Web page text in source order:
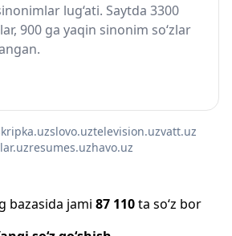
lug‘ati. Saytda 3300
900 ga yaqin sinonim so‘zlar
slovo.uztelevision.uzvatt.uz
resumes.uzhavo.uz
bazasida jami 87 110ta so‘z bor